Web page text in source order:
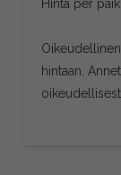
Hinta per
hintaan.